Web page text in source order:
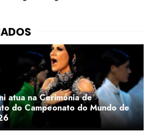
atua na Cerimónia de
do Campeonato do Mundo de